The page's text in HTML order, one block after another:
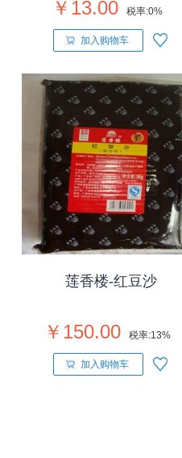
￥13.00 税率:0%
加入购物车
莲香楼-红豆沙
￥150.00 税率:13%
加入购物车